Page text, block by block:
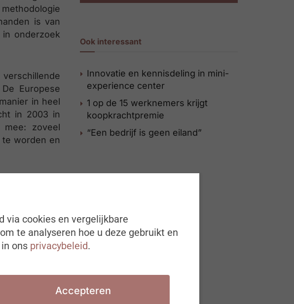
is van
onderzoek
Europese
in heel
in 2003 in
mee: zoveel
te worden en
werd
met
ze nu om
organisaties
Ook interessant
Innovatie en kennisdeling in mini-
experience center
1 op de 15 werknemers krijgt
koopkrachtpremie
“Een bedrijf is geen eiland”
via cookies en vergelijkbare
te analyseren hoe u deze gebruikt en
ons privacybeleid.
Accepteren